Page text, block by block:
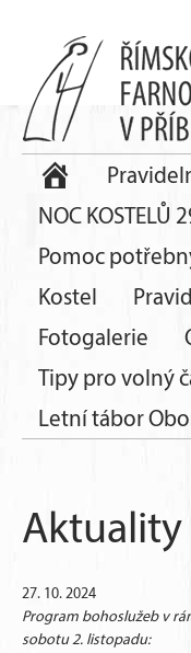
NOC KOSTELŮ
Pomoc
Kostel
Fotogalerie
Tipy pro volný
Letní tábor
Aktuality
27. 10. 2024
Program bohoslužeb v
sobotu 2. listopadu: